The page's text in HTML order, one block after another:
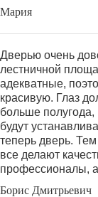
Мария
Дверью очень
лестничной
адекватные,
красивую. Глаз
больше
будут
теперь дверь.
все делают
профессионалы, а
Борис Дмитрьевич